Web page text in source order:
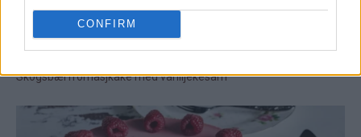
CONFIRM